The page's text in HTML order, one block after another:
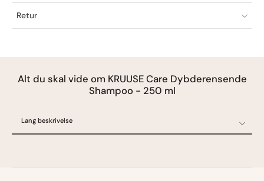
Retur
Alt du skal vide om KRUUSE Care Dybderensende
Shampoo - 250 ml
Lang beskrivelse